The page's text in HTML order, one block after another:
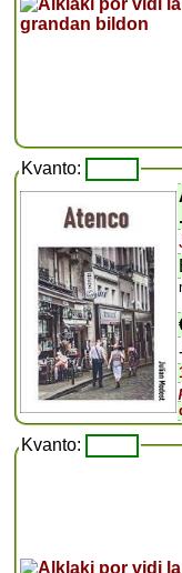
Kvanto:
Kvanto: